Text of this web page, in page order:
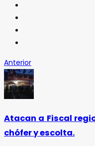
Anterior
Atacan a Fiscal
chófer y escolta.